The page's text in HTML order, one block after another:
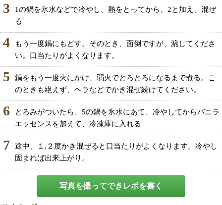
3
1の鍋を氷水などで冷やし、熱をとってから、2と加え、混ぜ
る
4
もう一度鍋にもどす。そのとき、面倒ですが、漉してくださ
い。口当たりがよくなります。
5
鍋をもう一度火にかけ、弱火でとろとろになるまで煮る。こ
のときも絶えず、ヘラなどでかき混ぜ続けてください。
6
とろみがついたら、5の鍋を氷水にあて、冷やしてからバニラ
エッセンスを加えて、冷凍庫に入れる
7
途中、１,２度かき混ぜると口当たりがよくなります。冷やし
固まれば出来上がり。
写真を撮ってできレポを書く